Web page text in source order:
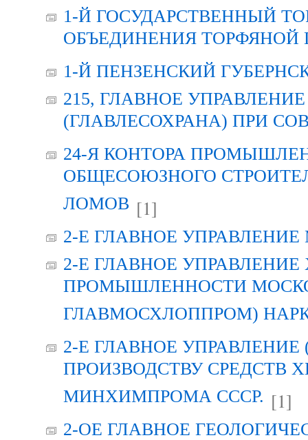
1-Й ГОСУДАРСТВЕННЫЙ
ОБЪЕДИНЕНИЯ
1-Й ПЕНЗЕНСКИЙ
215, ГЛАВНОЕ
(ГЛАВЛЕСОХРАНА) ПРИ
24-Я КОНТОРА
ОБЩЕСОЮЗНОГО
ЛОМОВ [1]
2-Е ГЛАВНОЕ
2-Е ГЛАВНОЕ
ПРОМЫШЛЕННОСТИ
ГЛАВМОСХЛОППРОМ)
2-Е ГЛАВНОЕ
ПРОИЗВОДСТВУ СРЕДСТВ
МИНХИМПРОМА СССР. [1]
2-ОЕ ГЛАВНОЕ